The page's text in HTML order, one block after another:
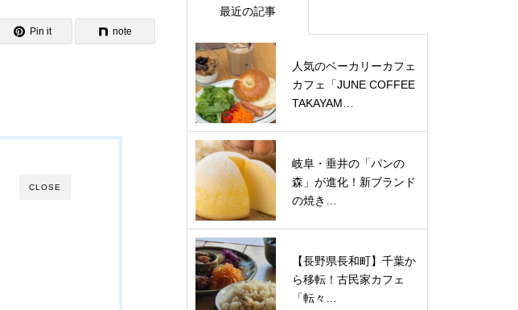
Pin it note
CLOSE
最近の記事
人気のベーカリーカフェ
カフェ「JUNE COFFEE
TAKAYAM…
岐阜・垂井の「パンの
森」が進化！新ブランド
の焼き…
【長野県長和町】千葉か
ら移転！古民家カフェ
「転々…